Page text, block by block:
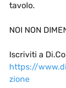
tavolo.
NOI NON
Iscriviti a
https://
zione